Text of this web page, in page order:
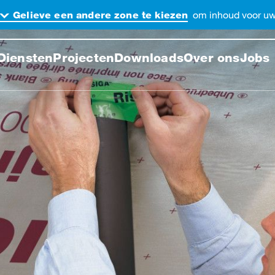
de website
ProjectenDownloadsOver onsJobs
Gelieve een andere zone te kiezen om inhoud voor